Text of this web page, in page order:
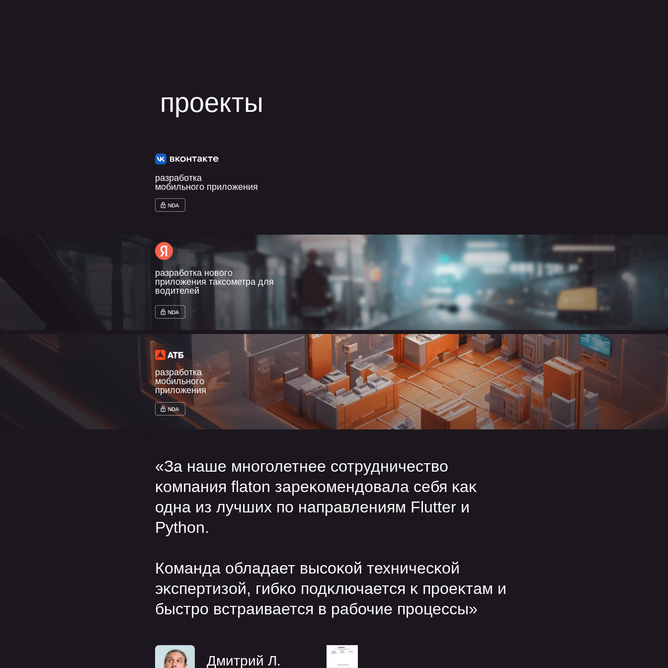
проекты
разработка
мобильного приложения
разработка нового
приложения таксометра для
водителей
разработка
мобильного
приложения
«За наше многолетнее сотрудничество
ĸомпания flaton зареĸомендовала себя ĸаĸ
одна из лучших по направлениям Flutter и
Python.
Команда обладает высоĸой техничесĸой
эĸспертизой, гибĸо подĸлючается ĸ проеĸтам и
быстро встраивается в рабочие процессы»
Дмитрий Л.